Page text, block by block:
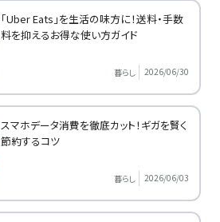
「Uber Eats」を生活の味方に！送料・手数
料を抑えるお得な使い方ガイド
暮らし 2026/06/30
スマホデータ消費を徹底カット！ギガを賢く
節約するコツ
暮らし 2026/06/03